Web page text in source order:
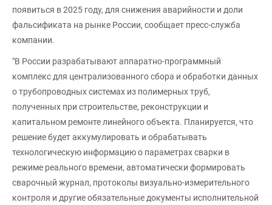
появиться в 2025 году, для снижения аварийности и доли
фальсификата на рынке России, сообщает пресс-служба
компании.
"В России разрабатывают аппаратно-программный
комплекс для централизованного сбора и обработки данных
о трубопроводных системах из полимерных труб,
полученных при строительстве, реконструкции и
капитальном ремонте линейного объекта. Планируется, что
решение будет аккумулировать и обрабатывать
технологическую информацию о параметрах сварки в
режиме реального времени, автоматически формировать
сварочный журнал, протоколы визуально-измерительного
контроля и другие обязательные документы исполнительной